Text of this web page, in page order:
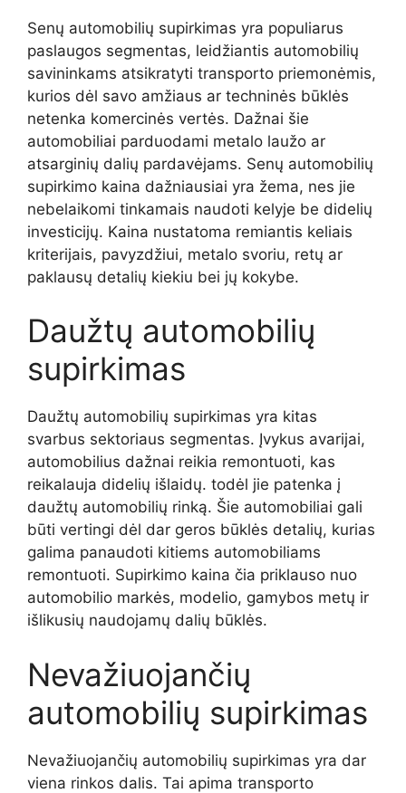
Senų automobilių supirkimas yra populiarus
paslaugos segmentas, leidžiantis automobilių
savininkams atsikratyti transporto priemonėmis,
kurios dėl savo amžiaus ar techninės būklės
netenka komercinės vertės. Dažnai šie
automobiliai parduodami metalo laužo ar
atsarginių dalių pardavėjams. Senų automobilių
supirkimo kaina dažniausiai yra žema, nes jie
nebelaikomi tinkamais naudoti kelyje be didelių
investicijų. Kaina nustatoma remiantis keliais
kriterijais, pavyzdžiui, metalo svoriu, retų ar
paklausų detalių kiekiu bei jų kokybe.
Daužtų automobilių
supirkimas
Daužtų automobilių supirkimas yra kitas
svarbus sektoriaus segmentas. Įvykus avarijai,
automobilius dažnai reikia remontuoti, kas
reikalauja didelių išlaidų. todėl jie patenka į
daužtų automobilių rinką. Šie automobiliai gali
būti vertingi dėl dar geros būklės detalių, kurias
galima panaudoti kitiems automobiliams
remontuoti. Supirkimo kaina čia priklauso nuo
automobilio markės, modelio, gamybos metų ir
išlikusių naudojamų dalių būklės.
Nevažiuojančių
automobilių supirkimas
Nevažiuojančių automobilių supirkimas yra dar
viena rinkos dalis. Tai apima transporto